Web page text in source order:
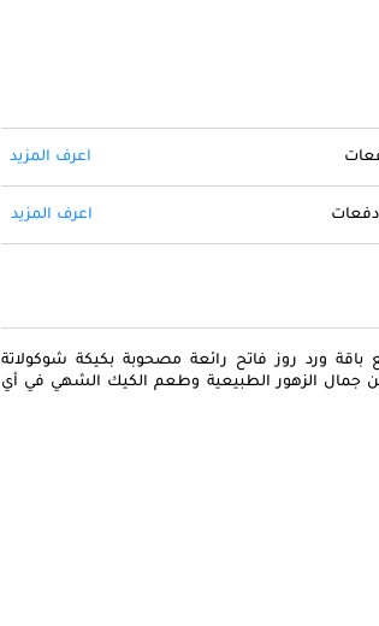
اعرف المزيد
دفعات اعرف المزيد
ورد روز فاتح رائعة مصحوبة بكيكة شوكولاتة
بين جمال الزهور الطبيعية وطعم الكيك الشهي في أي